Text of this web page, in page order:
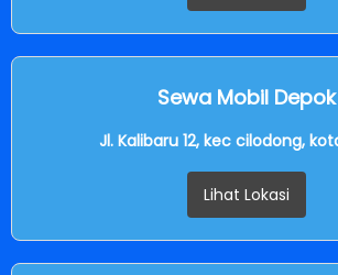
Sewa Mobil Depok
Jl. Kalibaru 12, kec cilodong,
Lihat Lokasi